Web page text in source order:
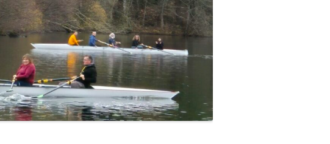
RÉGLEMENT DE LA FFA
MENTIONS LÉGALES
PARTENAIRES